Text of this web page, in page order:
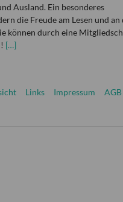
Ausland. Ein besonderes
die Freude am Lesen und an
können durch eine
[…]
Links Impressum AGB